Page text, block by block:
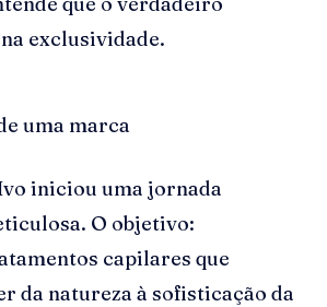
exclusividade.
uma marca
iniciou uma jornada
O objetivo:
capilares que
da natureza à sofisticação da